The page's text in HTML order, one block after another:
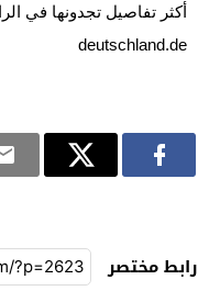
deutschland.de
رابط مختصر